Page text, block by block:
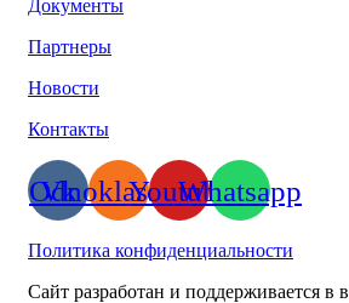
Документы
Партнеры
Новости
Контакты
Vk
Odnoklassniki
YoutubeWhatsapp
Политика конфиденциальности
Сайт разработан и поддерживается в